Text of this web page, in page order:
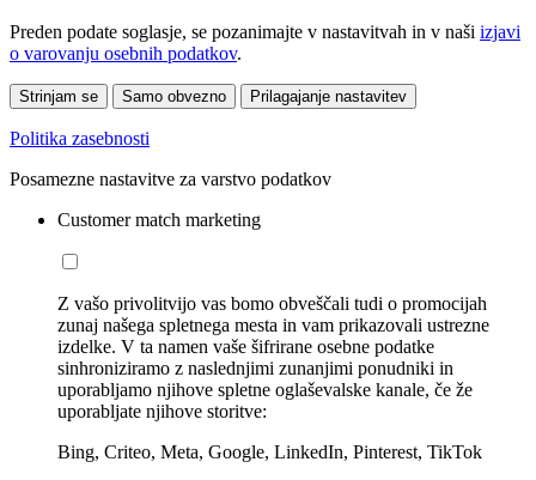
Preden podate soglasje, se pozanimajte v nastavitvah in v naši izjavi
o varovanju osebnih podatkov.
Strinjam se Samo obvezno Prilagajanje nastavitev
Politika zasebnosti
Posamezne nastavitve za varstvo podatkov
Customer match marketing
Z vašo privolitvijo vas bomo obveščali tudi o promocijah
zunaj našega spletnega mesta in vam prikazovali ustrezne
izdelke. V ta namen vaše šifrirane osebne podatke
sinhroniziramo z naslednjimi zunanjimi ponudniki in
uporabljamo njihove spletne oglaševalske kanale, če že
uporabljate njihove storitve:
Bing, Criteo, Meta, Google, LinkedIn, Pinterest, TikTok